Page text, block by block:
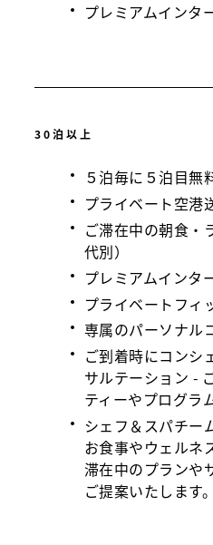
プレミアムインタ
30泊以上
５泊毎に５泊目無
プライベート空港
ご滞在中の朝食・
代別）
プレミアムインタ
プライベートフィ
専属のパーソナル
ご到着時にコンシ
サルテーション -
ティーやプログラ
シェフ＆スパチー
お食事やウェルネ
滞在中のプランや
ご提案いたします。